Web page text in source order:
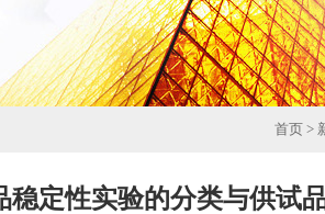
首页 >
稳定性实验的分类与供试